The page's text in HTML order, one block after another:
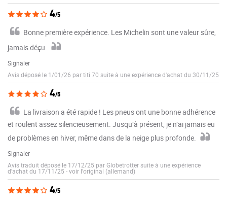
4/5
Bonne première expérience. Les Michelin sont une valeur sûre,
jamais déçu.
Signaler
Avis déposé le 1/01/26 par titi 70 suite à une expérience d'achat du 30/11/25
4/5
La livraison a été rapide ! Les pneus ont une bonne adhérence
et roulent assez silencieusement. Jusqu’à présent, je n’ai jamais eu
de problèmes en hiver, même dans de la neige plus profonde.
Signaler
Avis traduit déposé le 17/12/25 par Globetrotter suite à une expérience
d'achat du 17/11/25 -voir l'original (allemand)
4/5